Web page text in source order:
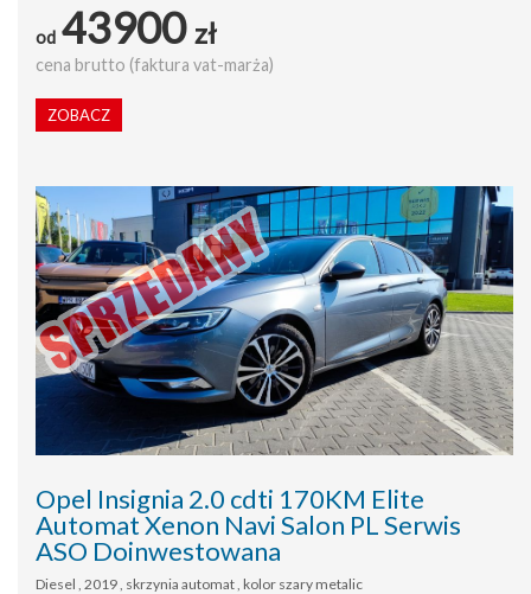
od 43900 zł
cena brutto (faktura vat-marża)
ZOBACZ
Opel Insignia 2.0 cdti 170KM Elite
Automat Xenon Navi Salon PL Serwis
ASO Doinwestowana
Diesel , 2019 , skrzynia automat , kolor szary metalic